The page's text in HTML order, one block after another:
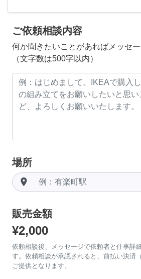
ご依頼相談内容
何か聞きたいことがあればメッセ
（文字数は500字以内）
場所
room
販売金額
¥2,000
依頼相談後、メッセージで依頼者と仕事詳
す。依頼相談が承認されると、前払い決済
ご提供となります。